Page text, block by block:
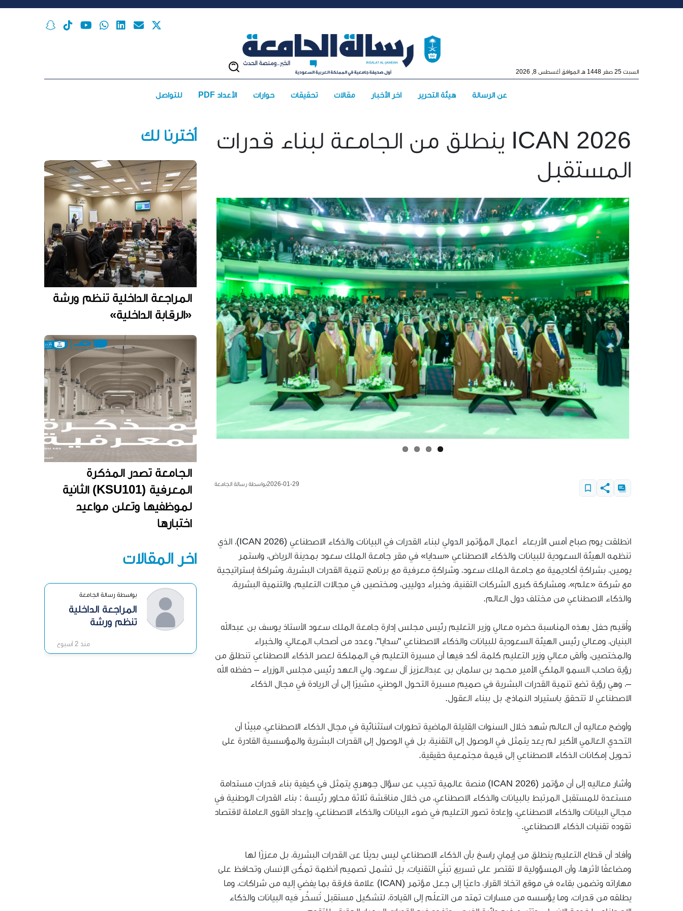
السبت 25 صفر 1448 هـ الموافق أغسطس 8, 2026
عن الرسالة هيئة التحرير آخر الأخبار مقالات تحقيقات حوارات الأعداد PDF للتواصل
أخترنا لك
المراجعة الداخلية تنظم ورشة
«الرقابة الداخلية»
الجامعة تصدر المذكرة
المعرفية (KSU101) الثانية
لموظفيها وتعلن مواعيد
اختبارها
آخر المقالات
بواسطة رسالة الجامعة
المراجعة الداخلية
تنظم ورشة
منذ 2 أسبوع
ICAN 2026 ينطلق من الجامعة لبناء قدرات
المستقبل
2026-01-29بواسطة رسالة الجامعة
انطلقت يوم صباح أمس الأربعاء أعمال المؤتمر الدولي لبناء القدرات في البيانات والذكاء الاصطناعي (ICAN 2026)، الذي
تنظمه الهيئة السعودية للبيانات والذكاء الاصطناعي «سدايا» في مقر جامعة الملك سعود بمدينة الرياض، واستمر
يومين، بشراكةٍ أكاديمية مع جامعة الملك سعود، وشراكةٍ معرفية مع برنامج تنمية القدرات البشرية، وشراكة إستراتيجية
مع شركة «علم»، ومشاركة كبرى الشركات التقنية، وخبراء دوليين، ومختصين في مجالات التعليم، والتنمية البشرية،
والذكاء الاصطناعي من مختلف دول العالم.
وأُقيم حفل بهذه المناسبة حضره معالي وزير التعليم رئيس مجلس إدارة جامعة الملك سعود الأستاذ يوسف بن عبدالله
البنيان، ومعالي رئيس الهيئة السعودية للبيانات والذكاء الاصطناعي "سدايا"، وعدد من أصحاب المعالي، والخبراء
والمختصين، وألقى معالي وزير التعليم كلمة، أكد فيها أن مسيرة التعليم في المملكة لعصر الذكاء الاصطناعي تنطلق من
رؤية صاحب السمو الملكي الأمير محمد بن سلمان بن عبدالعزيز آل سعود، ولي العهد رئيس مجلس الوزراء – حفظه الله
–، وهي رؤية تضع تنمية القدرات البشرية في صميم مسيرة التحول الوطني، مشيرًا إلى أن الريادة في مجال الذكاء
الاصطناعي لا تتحقق باستيراد النماذج، بل ببناء العقول.
وأوضح معاليه أن العالم شهد خلال السنوات القليلة الماضية تطورات استثنائية في مجال الذكاء الاصطناعي، مبينًا أن
التحدي العالمي الأكبر لم يعد يتمثل في الوصول إلى التقنية، بل في الوصول إلى القدرات البشرية والمؤسسية القادرة على
تحويل إمكانات الذكاء الاصطناعي إلى قيمة مجتمعية حقيقية.
وأشار معاليه إلى أن مؤتمر (ICAN 2026) منصة عالمية تجيب عن سؤال جوهري يتمثل في كيفية بناء قدراتٍ مستدامة
مستعدة للمستقبل المرتبط بالبيانات والذكاء الاصطناعي، من خلال مناقشة ثلاثة محاور رئيسة : بناء القدرات الوطنية في
مجالي البيانات والذكاء الاصطناعي، وإعادة تصور التعليم في ضوء البيانات والذكاء الاصطناعي، وإعداد القوى العاملة لاقتصاد
تقوده تقنيات الذكاء الاصطناعي.
وأفاد أن قطاع التعليم ينطلق من إيمانٍ راسخ بأن الذكاء الاصطناعي ليس بديلًا عن القدرات البشرية، بل معززًا لها
ومضاعفًا لأثرها، وأن المسؤولية لا تقتصر على تسريع تبنّي التقنيات، بل تشمل تصميم أنظمة تمكّن الإنسان وتحافظ على
مهاراته وتضمن بقاءه في موقع اتخاذ القرار، داعيًا إلى جعل مؤتمر (ICAN) علامة فارقة بما يفضي إليه من شراكات، وما
يطلقه من قدرات، وما يؤسسه من مسارات تمتد من التعلّم إلى القيادة، لتشكيل مستقبل تُسخَّر فيه البيانات والذكاء